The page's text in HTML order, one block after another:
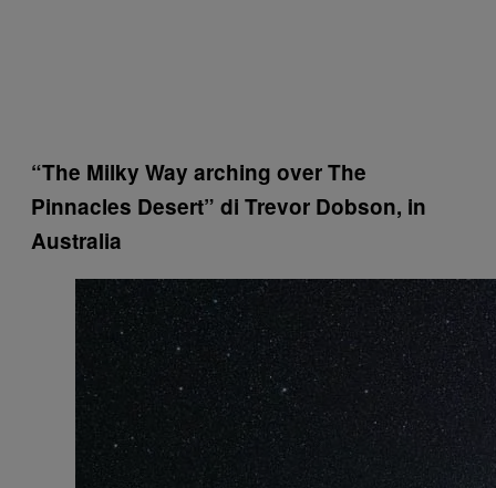
“The Milky Way arching over The
Pinnacles Desert” di Trevor Dobson, in
Australia